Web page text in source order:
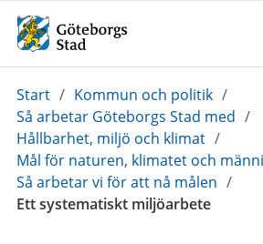
Du
är
här:
Start / Kommun och politik /
Så arbetar Göteborgs Stad med /
Hållbarhet, miljö och klimat /
Mål för naturen, klimatet och
Så arbetar vi för att nå målen /
Ett systematiskt miljöarbete